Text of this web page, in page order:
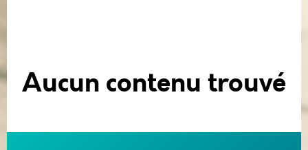
Aucun contenu trouvé